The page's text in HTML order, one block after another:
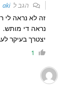
הגב לaki
זה לא נראה לי
נראה די מותש.
יצטרך בעיקר
1